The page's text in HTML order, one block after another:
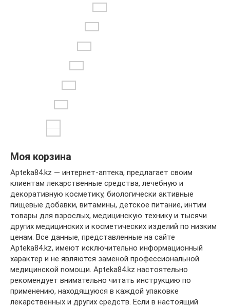
Моя корзина
Apteka84.kz — интернет-аптека, предлагает своим
клиентам лекарственные средства, лечебную и
декоративную косметику, биологически активные
пищевые добавки, витамины, детское питание, интим
товары для взрослых, медицинскую технику и тысячи
других медицинских и косметических изделий по низким
ценам. Все данные, представленные на сайте
Apteka84.kz, имеют исключительно информационный
характер и не являются заменой профессиональной
медицинской помощи. Apteka84.kz настоятельно
рекомендует внимательно читать инструкцию по
применению, находящуюся в каждой упаковке
лекарственных и других средств. Если в настоящий